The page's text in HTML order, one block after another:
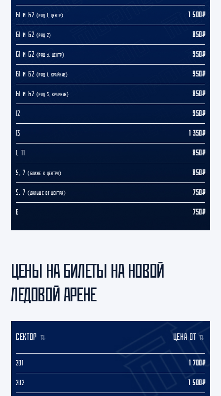
Б1 и Б2 (ряд 1, центр) 1 500₽
Б1 и Б2 (ряд 2) 850₽
Б1 и Б2 (ряд 3, центр) 950₽
Б1 и Б2 (ряд 1, крайние) 950₽
Б1 и Б2 (ряд 3, крайние) 850₽
12 950₽
13 1 350₽
1, 11 850₽
5, 7(ближе к центру) 850₽
5, 7(дальше от центра) 750₽
6 750₽
ЦЕНЫ НА БИЛЕТЫ НА НОВОЙ
ЛЕДОВОЙ АРЕНЕ
СЕКТОР ЦЕНА ОТ
201 1 700₽
202 1 500₽